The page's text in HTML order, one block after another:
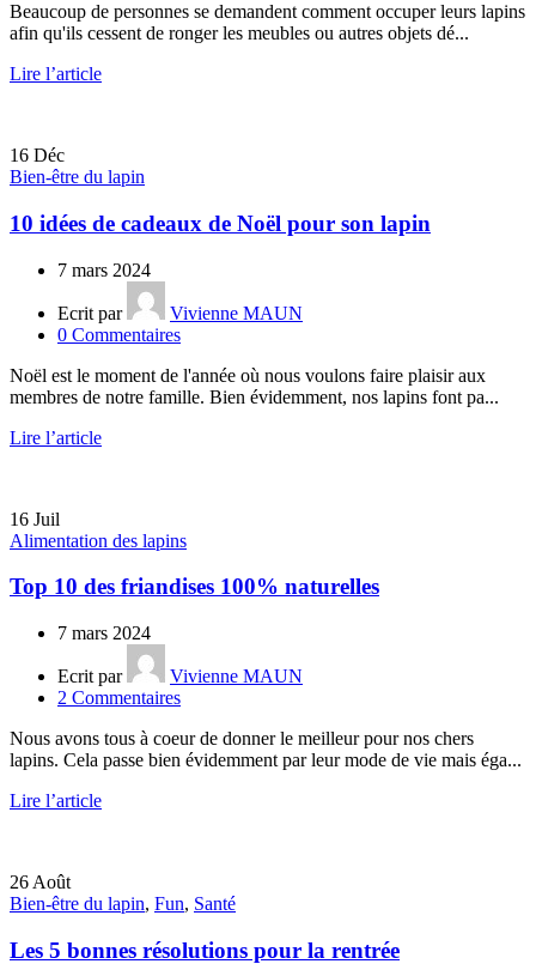
Beaucoup de personnes se demandent comment occuper leurs lapins
afin qu'ils cessent de ronger les meubles ou autres objets dé...
Lire l’article
16 Déc
Bien-être du lapin
10 idées de cadeaux de Noël pour son lapin
7 mars 2024
Ecrit par
Vivienne MAUN
0 Commentaires
Noël est le moment de l'année où nous voulons faire plaisir aux
membres de notre famille. Bien évidemment, nos lapins font pa...
Lire l’article
16 Juil
Alimentation des lapins
Top 10 des friandises 100% naturelles
7 mars 2024
Ecrit par
Vivienne MAUN
2 Commentaires
Nous avons tous à coeur de donner le meilleur pour nos chers
lapins. Cela passe bien évidemment par leur mode de vie mais éga...
Lire l’article
26 Août
Bien-être du lapin, Fun, Santé
Les 5 bonnes résolutions pour la rentrée